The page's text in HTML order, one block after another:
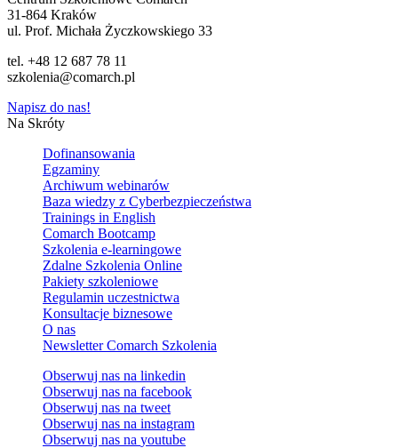
31-864 Kraków
ul. Prof. Michała Życzkowskiego 33
tel. +48 12 687 78 11
szkolenia@comarch.pl
Napisz do nas!
Na Skróty
Dofinansowania
Egzaminy
Archiwum webinarów
Baza wiedzy z Cyberbezpieczeństwa
Trainings in English
Comarch Bootcamp
Szkolenia e-learningowe
Zdalne Szkolenia Online
Pakiety szkoleniowe
Regulamin uczestnictwa
Konsultacje biznesowe
O nas
Newsletter Comarch Szkolenia
Obserwuj nas na linkedin
Obserwuj nas na facebook
Obserwuj nas na tweet
Obserwuj nas na instagram
Obserwuj nas na youtube